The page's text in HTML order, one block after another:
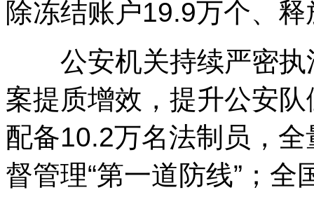
除冻结账户19.9万个、
公安机关持续严密执
案提质增效，提升公安
配备10.2万名法制员，
督管理“第一道防线”；